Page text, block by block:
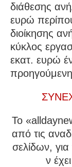
διάθεσης
ευρώ
διοίκησης
κύκλος
εκατ. ευρώ
To
από τις
σελίδων,
ν